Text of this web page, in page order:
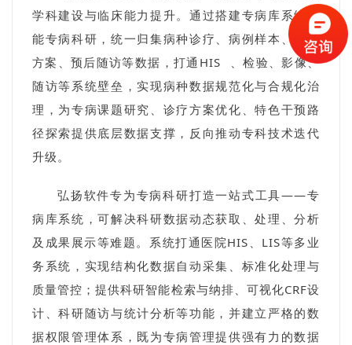
学科建设与临床能力提升。通过搭建专病库系统赋
能专病科研，统一归集病种诊疗、病例样本、用药
方案、预后随访等数据，打通 HIS
、检验、影像、
随访等系统壁垒，实现病种数据规范化与合规化治
理，为专病课题研究、诊疗方案优化、特色干预路
径探索提供底层数据支撑，反向推动专科技术迭代
升级。
弘扬软件专为专病科研打造一站式工具——专
病库系统，可解决科研数据动态获取、处理、分析
及成果展示等难题。系统打通医院HIS、LIS等多业
务系统，实现结构化数据自动采集、标准化处理与
质量管控；提供科研智能检索与纳排、可视化CRF设
计、科研随访与统计分析等功能，并建立严格的数
据权限管理体系，既为专病管理提供强有力的数据